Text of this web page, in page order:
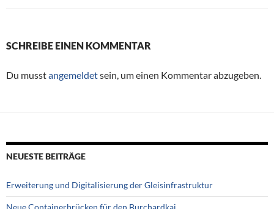
SCHREIBE EINEN KOMMENTAR
Du musstangemeldetsein, um einen Kommentar abzugeben.
NEUESTE BEITRÄGE
Erweiterung und Digitalisierung der Gleisinfrastruktur
Neue Containerbrücken für den Burchardkai